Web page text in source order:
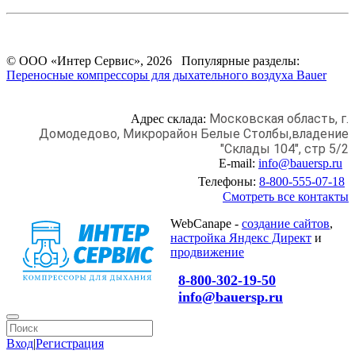
© ООО «Интер Сервис», 2026 Популярные разделы:
Переносные компрессоры для дыхательного воздуха Bauer
Адрес склада: Московская область, г.
Домодедово, Микрорайон Белые Столбы,владение
"Склады 104", стр 5/2
E-mail: info@bauersp.ru
Телефоны: 8-800-555-07-18
Смотреть все контакты
WebCanape - создание сайтов,
настройка Яндекс Директ и
продвижение
8-800-302-19-50
info@bauersp.ru
Вход|Регистрация